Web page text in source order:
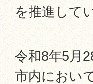
を推進して
令和8年5月
市内におい